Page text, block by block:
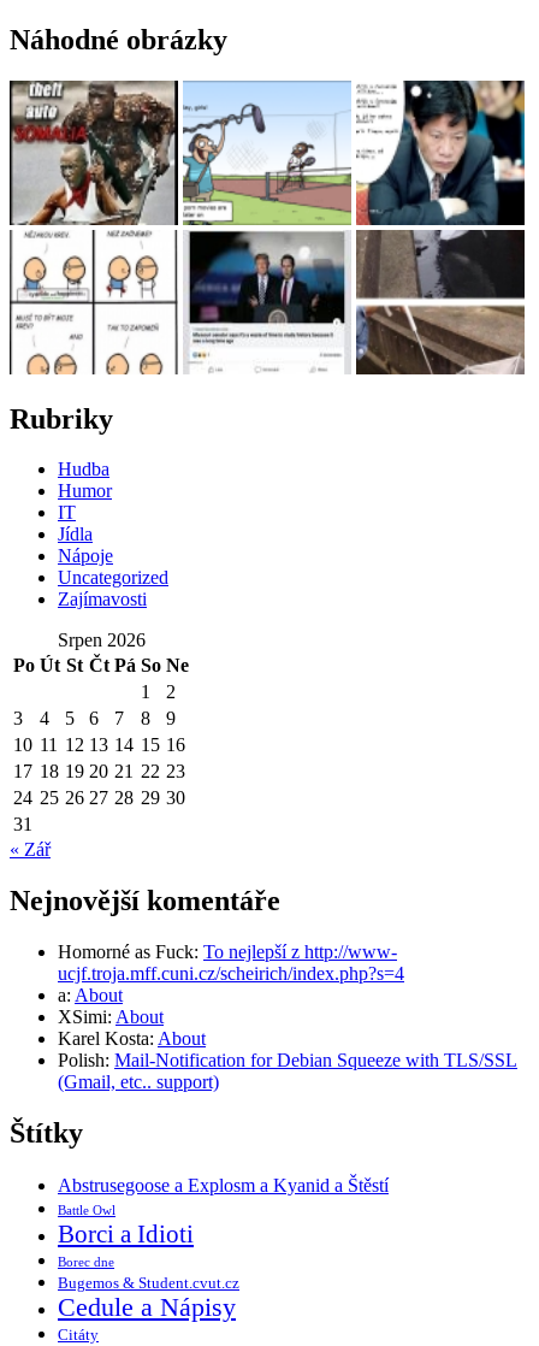
Náhodné obrázky
Rubriky
Hudba
Humor
IT
Jídla
Nápoje
Uncategorized
Zajímavosti
Srpen 2026
Po Út St Čt Pá So Ne
1
2
3
4 5 6 7 8
9
10 11 12 13 14 15 16
17 18 19 20 21 22 23
24 25 26 27 28 29 30
31
« Zář
Nejnovější komentáře
Homorné as Fuck: To nejlepší z http://www-
ucjf.troja.mff.cuni.cz/scheirich/index.php?s=4
a: About
XSimi: About
Karel Kosta: About
Polish: Mail-Notification for Debian Squeeze with TLS/SSL
(Gmail, etc.. support)
Štítky
Abstrusegoose a Explosm a Kyanid a Štěstí
Battle Owl
Borci a Idioti
Borec dne
Bugemos & Student.cvut.cz
Cedule a Nápisy
Citáty